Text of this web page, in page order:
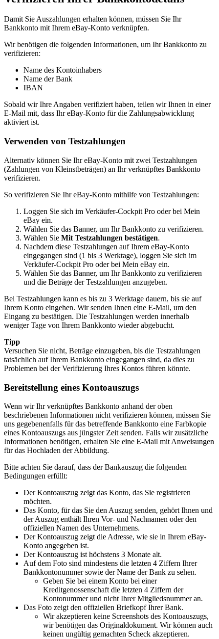
Damit Sie Auszahlungen erhalten können, müssen Sie Ihr
Bankkonto mit Ihrem eBay-Konto verknüpfen.
Wir benötigen die folgenden Informationen, um Ihr Bankkonto zu
verifizieren:
Name des Kontoinhabers
Name der Bank
IBAN
Sobald wir Ihre Angaben verifiziert haben, teilen wir Ihnen in einer
E-Mail mit, dass Ihr eBay-Konto für die Zahlungsabwicklung
aktiviert ist.
Verwenden von Testzahlungen
Alternativ können Sie Ihr eBay-Konto mit zwei Testzahlungen
(Zahlungen von Kleinstbeträgen) an Ihr verknüpftes Bankkonto
verifizieren.
So verifizieren Sie Ihr eBay-Konto mithilfe von Testzahlungen:
Loggen Sie sich im Verkäufer-Cockpit Pro oder bei Mein
eBay ein.
Wählen Sie das Banner, um Ihr Bankkonto zu verifizieren.
Wählen Sie Mit Testzahlungen bestätigen.
Nachdem diese Testzahlungen auf Ihrem eBay-Konto
eingegangen sind (1 bis 3 Werktage), loggen Sie sich im
Verkäufer-Cockpit Pro oder bei Mein eBay ein.
Wählen Sie das Banner, um Ihr Bankkonto zu verifizieren
und die Beträge der Testzahlungen anzugeben.
Bei Testzahlungen kann es bis zu 3 Werktage dauern, bis sie auf
Ihrem Konto eingehen. Wir senden Ihnen eine E-Mail, um den
Eingang zu bestätigen. Die Testzahlungen werden innerhalb
weniger Tage von Ihrem Bankkonto wieder abgebucht.
Tipp
Versuchen Sie nicht, Beträge einzugeben, bis die Testzahlungen
tatsächlich auf Ihrem Bankkonto eingegangen sind, da dies zu
Problemen bei der Verifizierung Ihres Kontos führen könnte.
Bereitstellung eines Kontoauszugs
Wenn wir Ihr verknüpftes Bankkonto anhand der oben
beschriebenen Informationen nicht verifizieren können, müssen Sie
uns gegebenenfalls für das betreffende Bankkonto eine Farbkopie
eines Kontoauszugs aus jüngster Zeit senden. Falls wir zusätzliche
Informationen benötigen, erhalten Sie eine E-Mail mit Anweisungen
für das Hochladen der Abbildung.
Bitte achten Sie darauf, dass der Bankauszug die folgenden
Bedingungen erfüllt:
Der Kontoauszug zeigt das Konto, das Sie registrieren
möchten.
Das Konto, für das Sie den Auszug senden, gehört Ihnen und
der Auszug enthält Ihren Vor- und Nachnamen oder den
offiziellen Namen des Unternehmens.
Der Kontoauszug zeigt die Adresse, wie sie in Ihrem eBay-
Konto angegeben ist.
Der Kontoauszug ist höchstens 3 Monate alt.
Auf dem Foto sind mindestens die letzten 4 Ziffern Ihrer
Bankkontonummer sowie der Name der Bank zu sehen.
Geben Sie bei einem Konto bei einer
Kreditgenossenschaft die letzten 4 Ziffern der
Kontonummer und nicht Ihrer Mitgliedsnummer an.
Das Foto zeigt den offiziellen Briefkopf Ihrer Bank.
Wir akzeptieren keine Screenshots des Kontoauszugs,
wir benötigen das Originaldokument. Wir können auch
keinen ungültig gemachten Scheck akzeptieren.